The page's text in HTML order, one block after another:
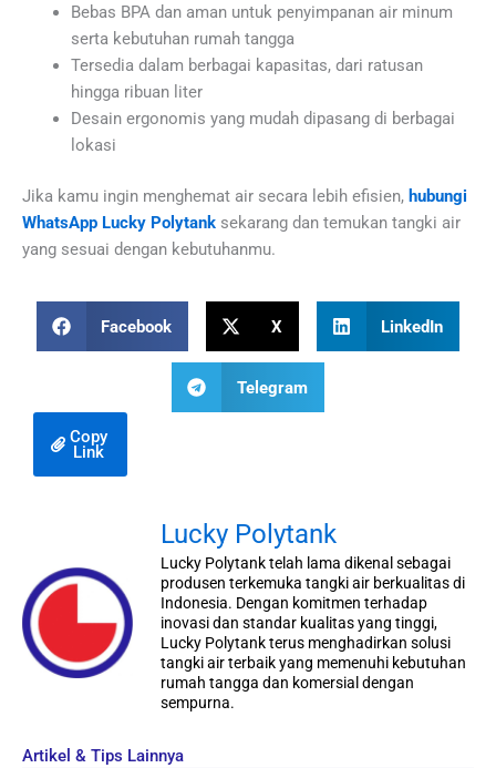
Bebas BPA dan aman untuk penyimpanan air minum
serta kebutuhan rumah tangga
Tersedia dalam berbagai kapasitas, dari ratusan
hingga ribuan liter
Desain ergonomis yang mudah dipasang di berbagai
lokasi
Jika kamu ingin menghemat air secara lebih efisien, hubungi
WhatsApp Lucky Polytank sekarang dan temukan tangki air
yang sesuai dengan kebutuhanmu.
Facebook X LinkedIn
Telegram
Copy
Link
Lucky Polytank
Lucky Polytank telah lama dikenal sebagai
produsen terkemuka tangki air berkualitas di
Indonesia. Dengan komitmen terhadap
inovasi dan standar kualitas yang tinggi,
Lucky Polytank terus menghadirkan solusi
tangki air terbaik yang memenuhi kebutuhan
rumah tangga dan komersial dengan
sempurna.
Artikel & Tips Lainnya